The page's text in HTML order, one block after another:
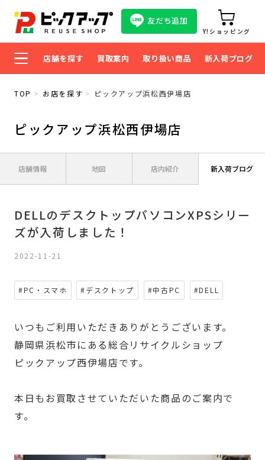
友だち追加
Y!ショッピング
店舗を探す 買取案内 取り扱い商品 新入荷ブログ
TOP お店を探す ピックアップ浜松西伊場店
ピックアップ浜松西伊場店
店舗情報 地図 店内紹介 新入荷ブログ
DELLのデスクトップパソコンXPSシリー
ズが入荷しました！
2022-11-21
#PC・スマホ #デスクトップ #中古PC #DELL
いつもご利用いただきありがとうございます。
静岡県浜松市にある総合リサイクルショップ
ピックアップ西伊場店です。
本日もお買取させていただいた商品のご案内で
す。